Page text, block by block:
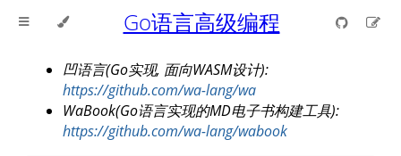
Go语言高级编程
凹语言(Go实现, 面向WASM设计):
https://github.com/wa-lang/wa
WaBook(Go语言实现的MD电子书构建工具):
https://github.com/wa-lang/wabook